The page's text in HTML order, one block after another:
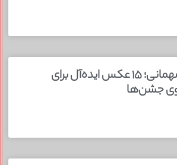
پیراهن شیک مهمانی؛ ۱۵ عکس ایده‌آل برای
جشن‌ها